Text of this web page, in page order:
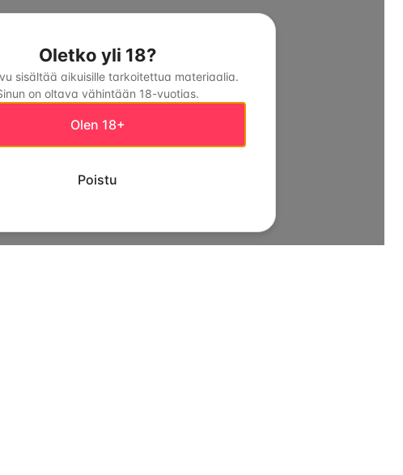
Oletko yli 18?
sisältää aikuisille tarkoitettua materiaalia.
on oltava vähintään 18-vuotias.
Olen 18+
Poistu